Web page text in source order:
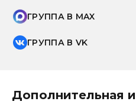
ГРУППА В MAX
ГРУППА В VK
Дополнительная